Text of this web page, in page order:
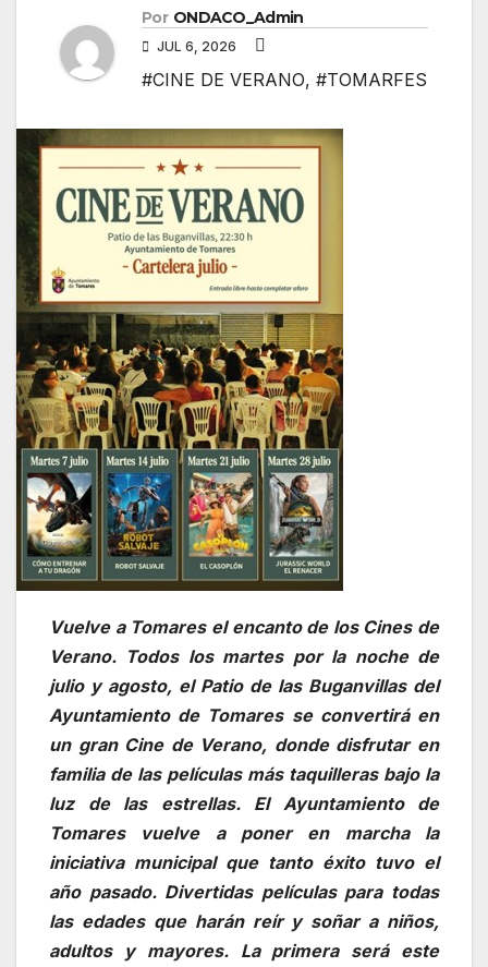
Por ONDACO_Admin
JUL 6, 2026
#CINE DE VERANO, #TOMARFES
Vuelve a Tomares el encanto de los Cines de
Verano. Todos los martes por la noche de
julio y agosto, el Patio de las Buganvillas del
Ayuntamiento de Tomares se convertirá en
un gran Cine de Verano, donde disfrutar en
familia de las películas más taquilleras bajo la
luz de las estrellas. El Ayuntamiento de
Tomares vuelve a poner en marcha la
iniciativa municipal que tanto éxito tuvo el
año pasado. Divertidas películas para todas
las edades que harán reír y soñar a niños,
adultos y mayores. La primera será este